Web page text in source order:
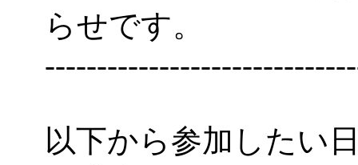
らせです。
以下から参加したい